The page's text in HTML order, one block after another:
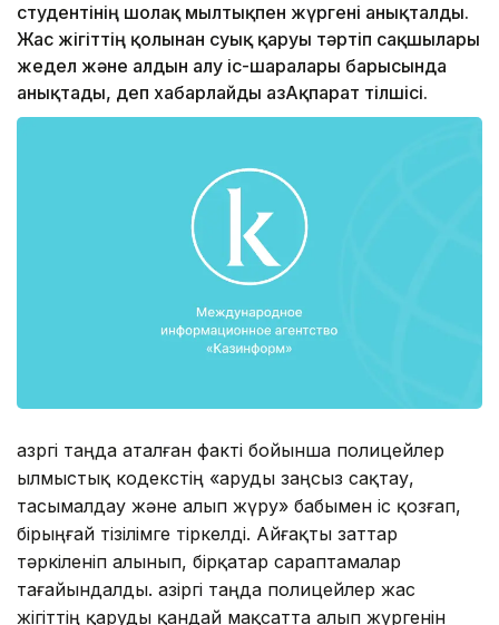
студентінің шолақ мылтықпен жүргені анықталды.
Жас жігіттің қолынан суық қаруы тәртіп сақшылары
жедел және алдын алу іс-шаралары барысында
анықтады, деп хабарлайды ҚазАқпарат тілшісі.
Қазргі таңда аталған факті бойынша полицейлер
Қылмыстық кодекстің «Қаруды заңсыз сақтау,
тасымалдау және алып жүру» бабымен іс қозғап,
бірыңғай тізілімге тіркелді. Айғақты заттар
тәркіленіп алынып, бірқатар сараптамалар
тағайындалды. Қазіргі таңда полицейлер жас
жігіттің қаруды қандай мақсатта алып жүргенін